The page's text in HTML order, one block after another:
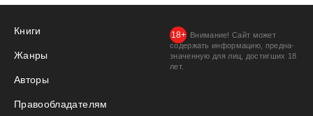
Книги
Жанры
Авторы
Правообладателям
Внимание! Сайт может
содержать информацию, предна­
значенную для лиц, дости­гших 18
лет.